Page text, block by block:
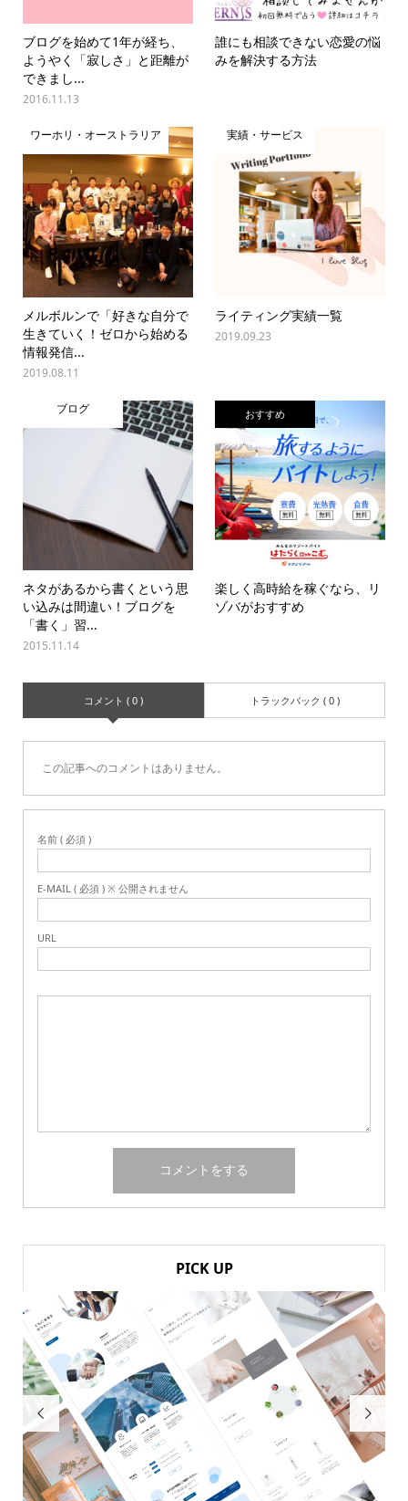
ブログを始めて1年が経ち、
ようやく「寂しさ」と距離が
できまし...
2016.11.13
誰にも相談できない恋愛の悩
みを解決する方法
ワーホリ・オーストラリア
メルボルンで「好きな自分で
生きていく！ゼロから始める
情報発信...
2019.08.11
実績・サービス
ライティング実績一覧
2019.09.23
ブログ
ネタがあるから書くという思
い込みは間違い！ブログを
「書く」習...
2015.11.14
おすすめ
楽しく高時給を稼ぐなら、リ
ゾバがおすすめ
コメント ( 0 ) トラックバック ( 0 )
この記事へのコメントはありません。
名前 ( 必須 )
E-MAIL ( 必須 ) ※ 公開されません
URL
PICK UP
 